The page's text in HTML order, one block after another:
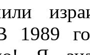
1989